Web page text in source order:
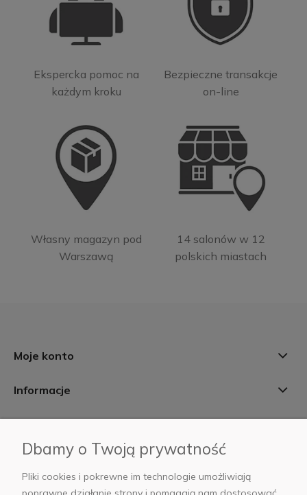
Ekspercka pomoc na
każdym kroku
Bezpieczne transakcje
on-line
Własny magazyn pod
Warszawą
14 salonów w 12
polskich miastach
Moje konto
Informacje
AB Foto
Dbamy o Twoją prywatność
Pliki cookies i pokrewne im technologie umożliwiają